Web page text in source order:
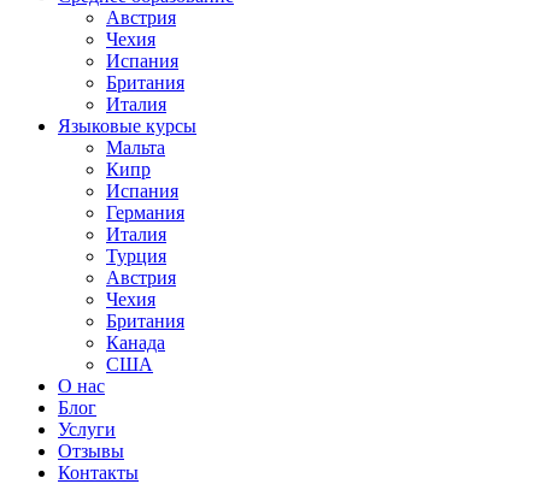
Австрия
Чехия
Испания
Британия
Италия
Языковые курсы
Мальта
Кипр
Испания
Германия
Италия
Турция
Австрия
Чехия
Британия
Канада
США
О нас
Блог
Услуги
Отзывы
Контакты